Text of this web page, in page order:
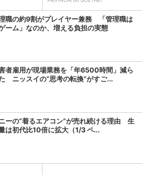
職の約9割がプレイヤー兼務 「管理職は
ーム」なのか、増える負担の実態
者雇用が現場業務を「年6500時間」減ら
ニッスイの“思考の転換”がすご...
ーの“着るエアコン”が売れ続ける理由 生
は初代比10倍に拡大（1/3 ペ...